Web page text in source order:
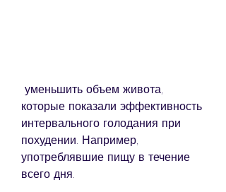
которые показали эффективность
интервального голодания при
похудении. Например,
употреблявшие пищу в течение
всего дня.